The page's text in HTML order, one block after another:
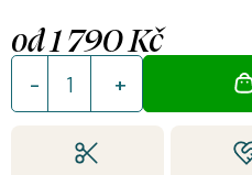
od1 790 Kč
Měrná
cena: